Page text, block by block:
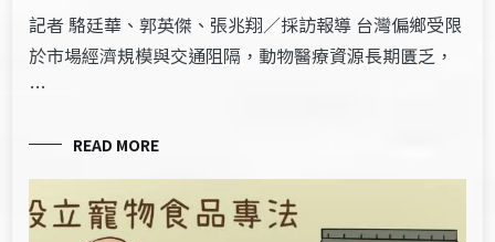
記者 駱廷華、郭英傑、張兆翔／採訪報導 台灣偏鄉受限
於市場經濟規模與交通阻隔，動物醫療資源長期匱乏，
…
READ MORE